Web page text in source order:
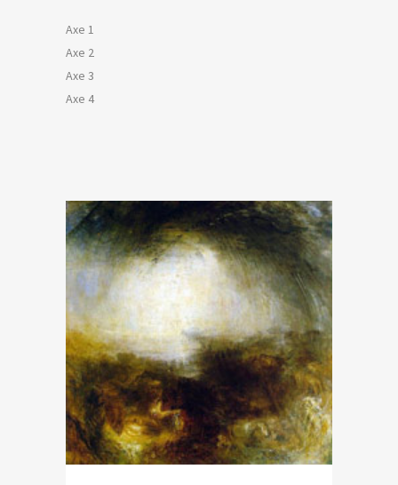
Axe 1
Axe 2
Axe 3
Axe 4